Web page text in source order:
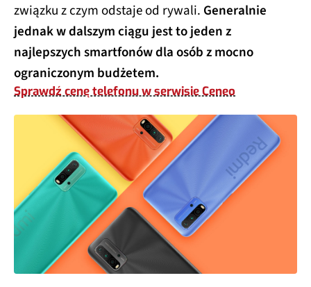
związku z czym odstaje od rywali. Generalnie
jednak w dalszym ciągu jest to jeden z
najlepszych smartfonów dla osób z mocno
ograniczonym budżetem.
Sprawdź cenę telefonu w serwisie Ceneo